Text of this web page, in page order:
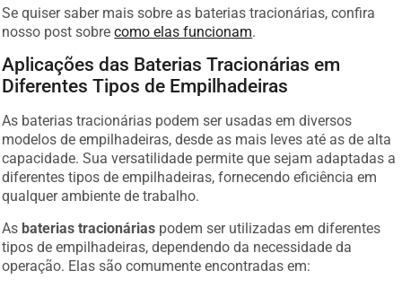
Se quiser saber mais sobre as baterias tracionárias, confira
nosso post sobrecomo elas funcionam.
Aplicações das Baterias Tracionárias em
Diferentes Tipos de Empilhadeiras
As baterias tracionárias podem ser usadas em diversos
modelos de empilhadeiras, desde as mais leves até as de alta
capacidade. Sua versatilidade permite que sejam adaptadas a
diferentes tipos de empilhadeiras, fornecendo eficiência em
qualquer ambiente de trabalho.
As baterias tracionárias podem ser utilizadas em diferentes
tipos de empilhadeiras, dependendo da necessidade da
operação. Elas são comumente encontradas em: